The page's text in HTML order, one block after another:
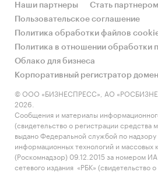
Наши партнеры
Стать партнером
Пользовательское соглашение
Политика обработки файлов
Политика в отношении обработки
Облако для бизнеса
Корпоративный регистратор
© ООО «БИЗНЕСПРЕСС», АО
2026.
Сообщения и материалы
(свидетельство о регистрации средства
выдано Федеральной службой по надзору
информационных технологий и массовых
(Роскомнадзор) 09.12.2015 за номером
сетевого издания «РБК» (свидетельство